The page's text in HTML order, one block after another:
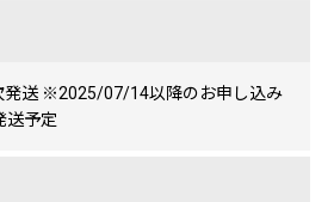
送 ※2025/07/14以降のお申し込み
送予定